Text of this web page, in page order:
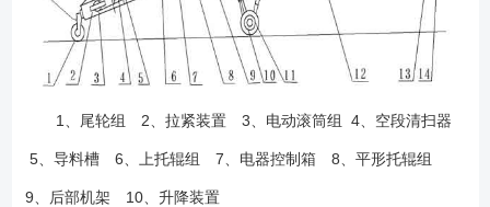
1、尾轮组 2、拉紧装置 3、电动滚筒组 4、空段清扫器
5、导料槽 6、上托辊组 7、电器控制箱 8、平形托辊组
9、后部机架 10、升降装置